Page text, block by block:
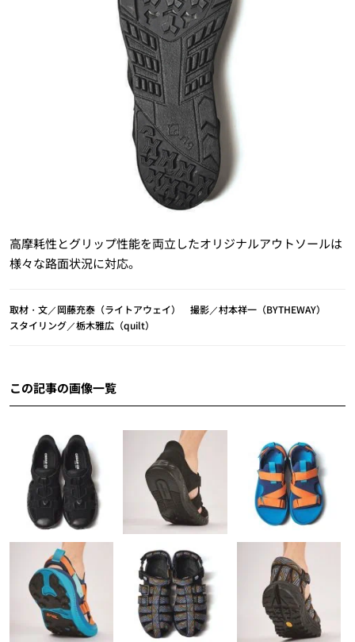
高摩耗性とグリップ性能を両立したオリジナルアウトソールは
様々な路面状況に対応。
取材・文／岡藤充泰（ライトアウェイ） 撮影／村本祥一（BYTHEWAY）
スタイリング／栃木雅広（quilt）
この記事の画像一覧